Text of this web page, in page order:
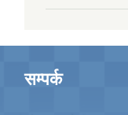
सम्पर्क